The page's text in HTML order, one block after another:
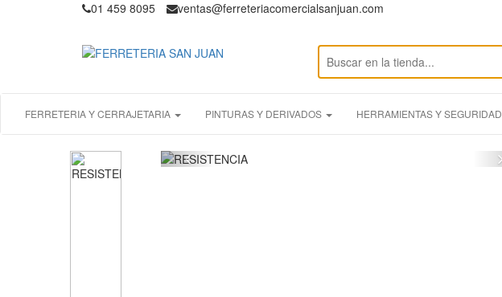
01 459 8095 ventas@ferreteriacomercialsanjuan.com
FERRETERIA Y CERRAJETARIA PINTURAS Y DERIVADOS HERRAMIENTAS Y SEGURIDAD